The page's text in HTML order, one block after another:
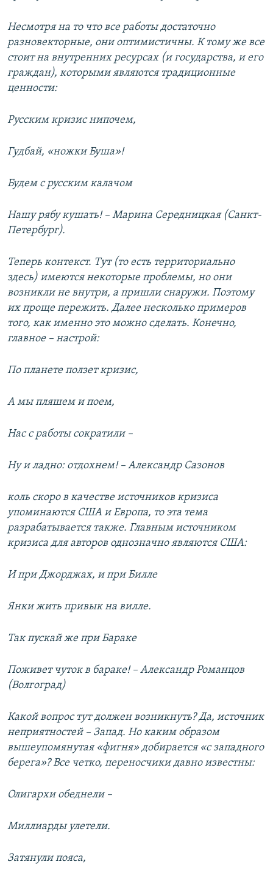
Несмотря на то что все работы достаточно
разновекторные, они оптимистичны. К тому же все
стоит на внутренних ресурсах (и государства, и его
граждан), которыми являются традиционные
ценности:
Русским кризис нипочем,
Гудбай, «ножки Буша»!
Будем с русским калачом
Нашу рябу кушать! – Марина Середницкая (Санкт-
Петербург).
Теперь контекст. Тут (то есть территориально
здесь) имеются некоторые проблемы, но они
возникли не внутри, а пришли снаружи. Поэтому
их проще пережить. Далее несколько примеров
того, как именно это можно сделать. Конечно,
главное – настрой:
По планете ползет кризис,
А мы пляшем и поем,
Нас с работы сократили –
Ну и ладно: отдохнем! – Александр Сазонов
коль скоро в качестве источников кризиса
упоминаются США и Европа, то эта тема
разрабатывается также. Главным источником
кризиса для авторов однозначно являются США:
И при Джорджах, и при Билле
Янки жить привык на вилле.
Так пускай же при Бараке
Поживет чуток в бараке! – Александр Романцов
(Волгоград)
Какой вопрос тут должен возникнуть? Да, источник
неприятностей – Запад. Но каким образом
вышеупомянутая «фигня» добирается «с западного
берега»? Все четко, переносчики давно известны:
Олигархи обеднели –
Миллиарды улетели.
Затянули пояса,